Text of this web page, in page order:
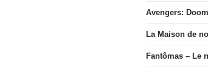
Avengers:
La Maison de
Fantômas – Le